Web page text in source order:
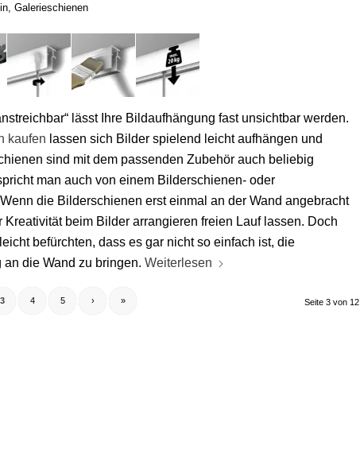
, Galerieschienen
lässt Ihre Bildaufhängung fast unsichtbar werden.
kaufen lassen sich Bilder spielend leicht aufhängen und
sind mit dem passenden Zubehör auch beliebig
man auch von einem Bilderschienen- oder
die Bilderschienen erst einmal an der Wand angebracht
Kreativität beim Bilder arrangieren freien Lauf lassen. Doch
befürchten, dass es gar nicht so einfach ist, die
die Wand zu bringen. Weiterlesen
Seite 3 von 12
3 4 5 › »